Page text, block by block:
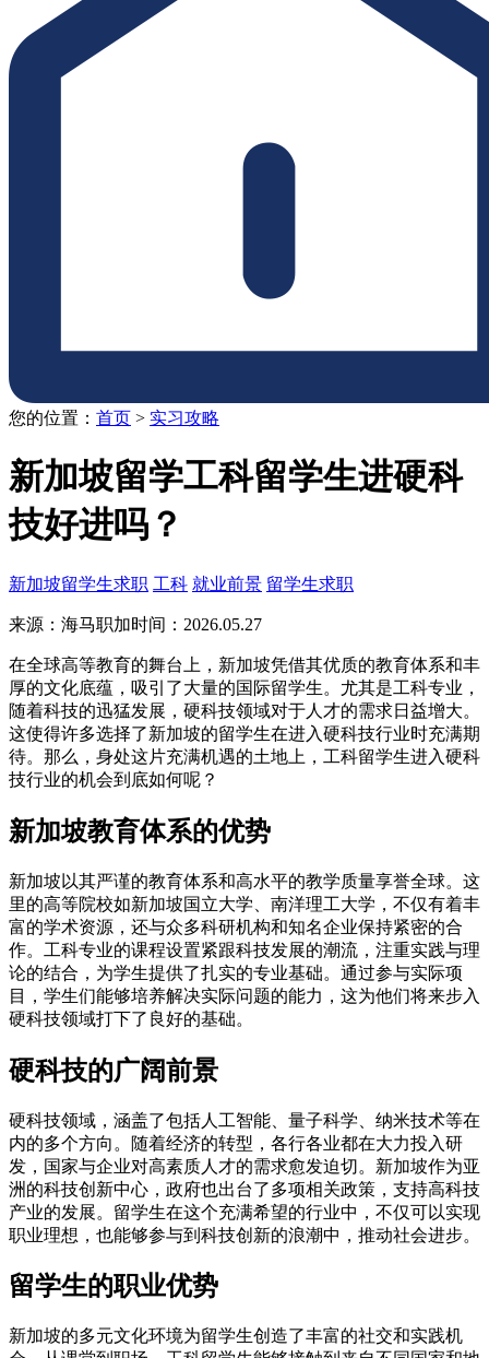
您的位置： 首页 > 实习攻略
新加坡留学工科留学生进硬科
技好进吗？
新加坡留学生求职 工科 就业前景 留学生求职
来源：海马职加时间：2026.05.27
在全球高等教育的舞台上，新加坡凭借其优质的教育体系和丰
厚的文化底蕴，吸引了大量的国际留学生。尤其是工科专业，
随着科技的迅猛发展，硬科技领域对于人才的需求日益增大。
这使得许多选择了新加坡的留学生在进入硬科技行业时充满期
待。那么，身处这片充满机遇的土地上，工科留学生进入硬科
技行业的机会到底如何呢？
新加坡教育体系的优势
新加坡以其严谨的教育体系和高水平的教学质量享誉全球。这
里的高等院校如新加坡国立大学、南洋理工大学，不仅有着丰
富的学术资源，还与众多科研机构和知名企业保持紧密的合
作。工科专业的课程设置紧跟科技发展的潮流，注重实践与理
论的结合，为学生提供了扎实的专业基础。通过参与实际项
目，学生们能够培养解决实际问题的能力，这为他们将来步入
硬科技领域打下了良好的基础。
硬科技的广阔前景
硬科技领域，涵盖了包括人工智能、量子科学、纳米技术等在
内的多个方向。随着经济的转型，各行各业都在大力投入研
发，国家与企业对高素质人才的需求愈发迫切。新加坡作为亚
洲的科技创新中心，政府也出台了多项相关政策，支持高科技
产业的发展。留学生在这个充满希望的行业中，不仅可以实现
职业理想，也能够参与到科技创新的浪潮中，推动社会进步。
留学生的职业优势
新加坡的多元文化环境为留学生创造了丰富的社交和实践机